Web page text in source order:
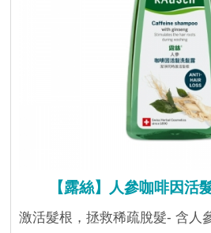
【露絲】人參咖啡因活
激活髮根，拯救稀疏脫髮- 含人